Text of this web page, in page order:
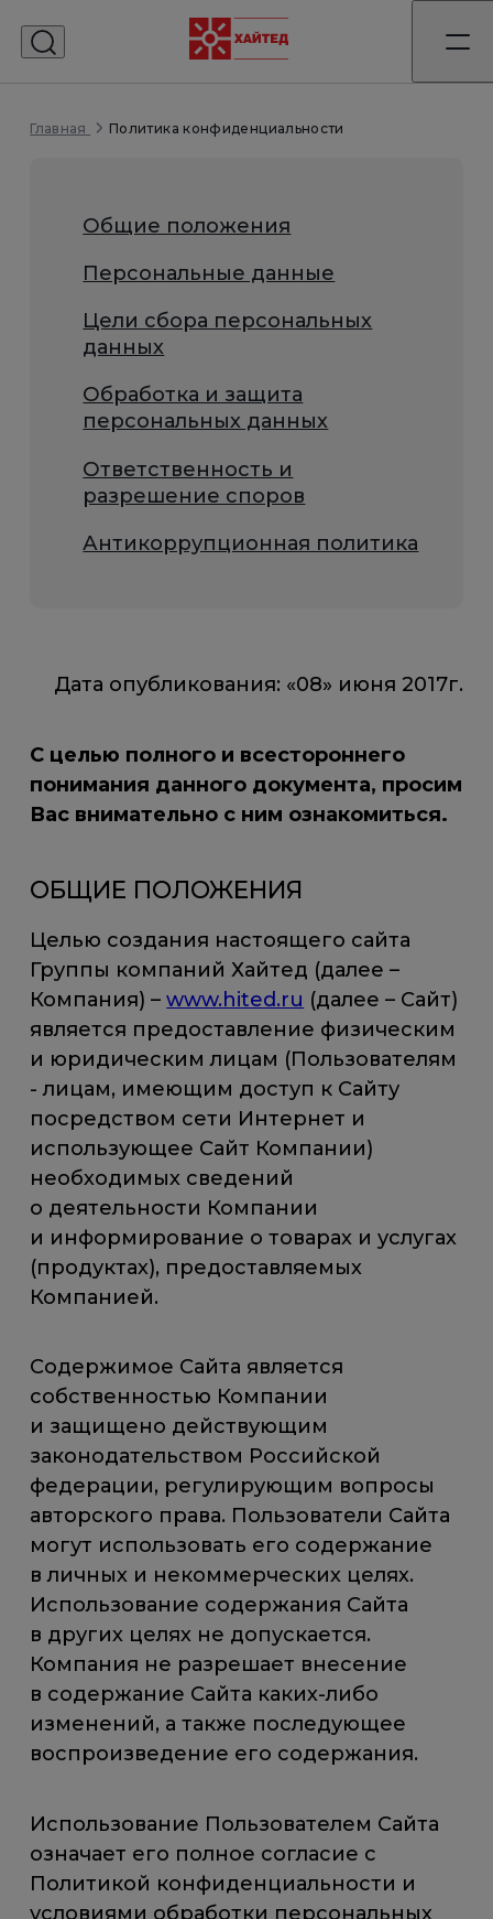
Главная Политика конфиденциальности
Общие положения
Персональные данные
Цели сбора персональных
данных
Обработка и защита
персональных данных
Ответственность и
разрешение споров
Антикоррупционная политика
Дата опубликования: «08» июня 2017г.
С целью полного и всестороннего
понимания данного документа, просим
Вас внимательно с ним ознакомиться.
ОБЩИЕ ПОЛОЖЕНИЯ
Целью создания настоящего сайта
Группы компаний Хайтед (далее –
Компания) –www.hited.ru (далее – Сайт)
является предоставление физическим
и юридическим лицам (Пользователям
- лицам, имеющим доступ к Сайту
посредством сети Интернет и
использующее Сайт Компании)
необходимых сведений
о деятельности Компании
и информирование о товарах и услугах
(продуктах), предоставляемых
Компанией.
Содержимое Сайта является
собственностью Компании
и защищено действующим
законодательством Российской
федерации, регулирующим вопросы
авторского права. Пользователи Сайта
могут использовать его содержание
в личных и некоммерческих целях.
Использование содержания Сайта
в других целях не допускается.
Компания не разрешает внесение
в содержание Сайта каких-либо
изменений, а также последующее
воспроизведение его содержания.
Использование Пользователем Сайта
означает его полное согласие с
Политикой конфиденциальности и
условиями обработки персональных